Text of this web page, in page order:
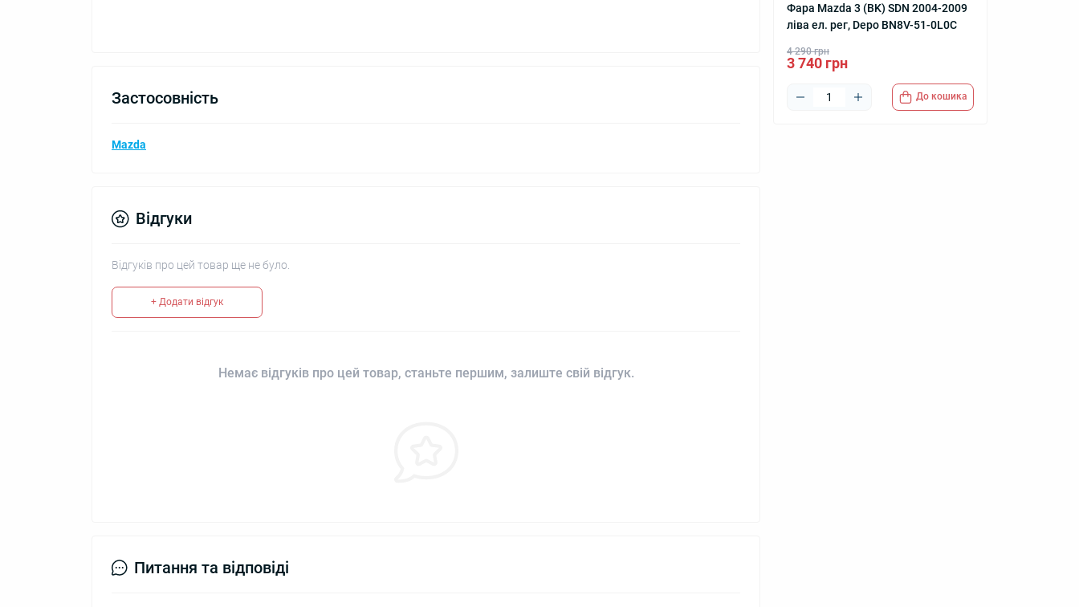
Фара Mazda 3 (BK) SDN 2004-2009
ліва ел. рег, Depo BN8V-51-0L0C
4 290 грн
3 740 грн
До кошика
Застосовність
Mazda
Відгуки
Відгуків про цей товар ще не було.
+ Додати відгук
Немає відгуків про цей товар, станьте першим, залиште свій відгук.
Питання та відповіді